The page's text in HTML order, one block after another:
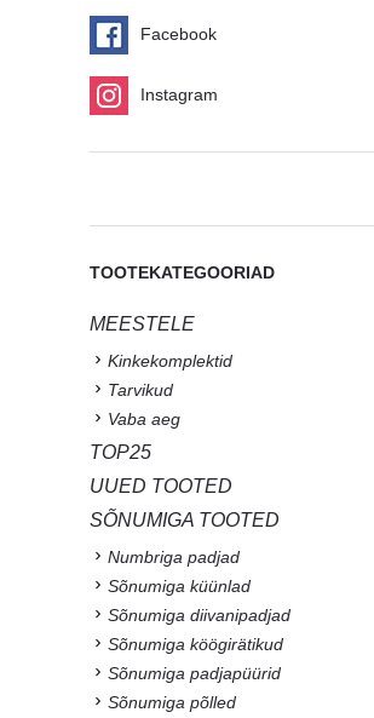
Facebook
Instagram
TOOTEKATEGOORIAD
MEESTELE
Kinkekomplektid
Tarvikud
Vaba aeg
TOP25
UUED TOOTED
SÕNUMIGA TOOTED
Numbriga padjad
Sõnumiga küünlad
Sõnumiga diivanipadjad
Sõnumiga köögirätikud
Sõnumiga padjapüürid
Sõnumiga põlled